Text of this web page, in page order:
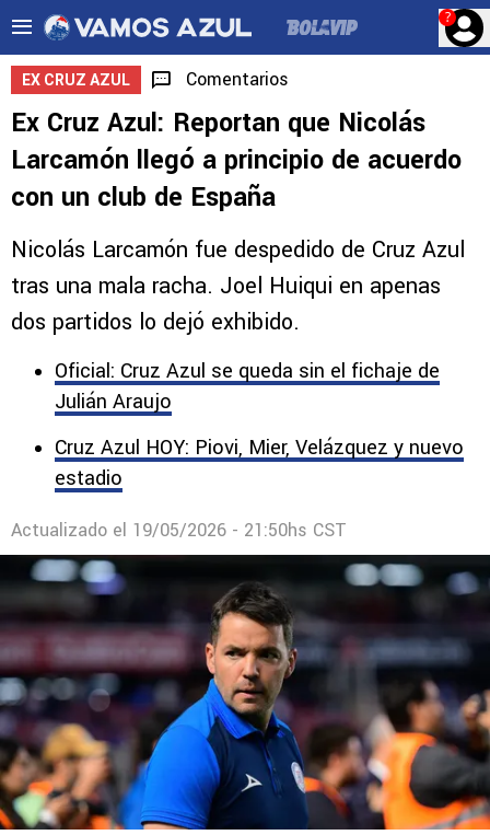
?
EX CRUZ AZUL Comentarios
Ex Cruz Azul: Reportan que Nicolás
Larcamón llegó a principio de acuerdo
con un club de España
Nicolás Larcamón fue despedido de Cruz Azul
tras una mala racha. Joel Huiqui en apenas
dos partidos lo dejó exhibido.
Oficial: Cruz Azul se queda sin el fichaje de
Julián Araujo
Cruz Azul HOY: Piovi, Mier, Velázquez y nuevo
estadio
Actualizado el 19/05/2026 - 21:50hs CST